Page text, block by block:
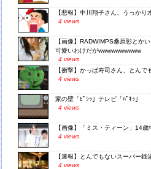
【悲報】中川翔子さん、うっか
4 views
【画像】RADWIMPS桑原彰とか
可愛いわけだがwwwwwwwwww
4 views
【衝撃】かっぱ寿司さん、とん
4 views
家の壁「ﾋﾟｼｯ」テレビ「ﾊﾟｷｯ」
4 views
【画像】「ミス・ティーン」14
4 views
【速報】とんでもないスーパー
4 views